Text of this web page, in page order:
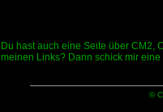
Du hast auch eine Seite über CM2,
meinen Links? Dann schick mir eine
©